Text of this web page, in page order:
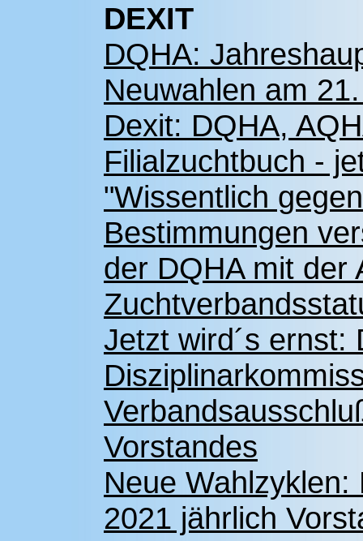
DEXIT
DQHA:
Neuwahlen am
Dexit: DQHA,
Filialzuchtbuch -
"Wissentlich
Bestimmungen
der DQHA mit der
Jetzt wird´s ernst:
Vorstandes
Neue
2021 jährlich